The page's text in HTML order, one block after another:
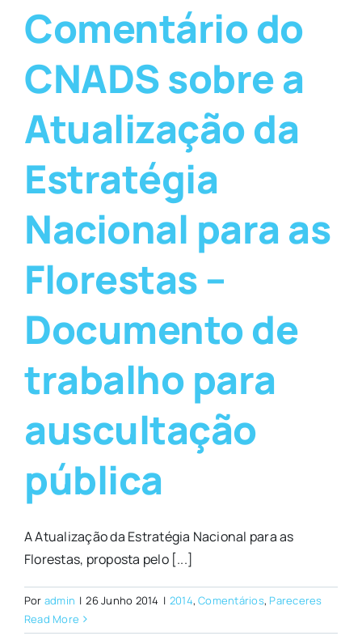
Comentário do
CNADS sobre a
Atualização da
Estratégia
Nacional para as
Florestas –
Documento de
trabalho para
auscultação
pública
A Atualização da Estratégia Nacional para as
Florestas, proposta pelo [...]
Por admin | 26 Junho 2014 | 2014,Comentários, Pareceres
Read More